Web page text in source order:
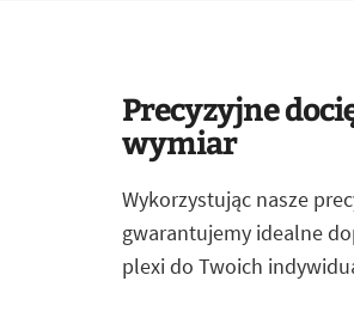
Precyzyjne
wymiar
Wykorzystując nasze
gwarantujemy idealne
plexi do Twoich